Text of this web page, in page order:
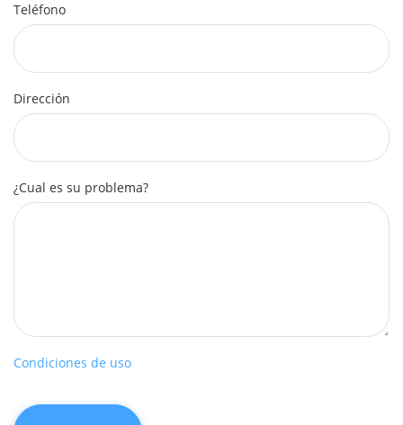
Teléfono
Dirección
¿Cual es su problema?
Condiciones de uso